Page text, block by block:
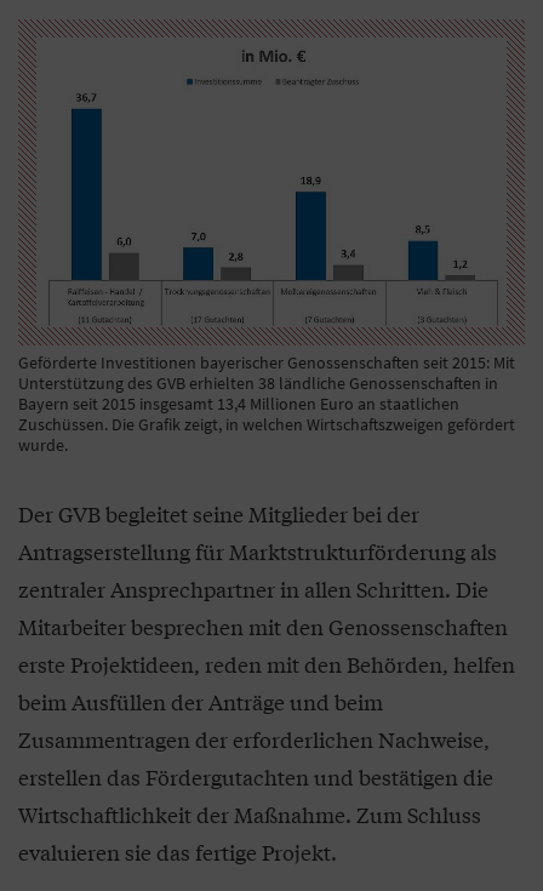
Geförderte Investitionen bayerischer Genossenschaften seit 2015: Mit
Unterstützung des GVB erhielten 38 ländliche Genossenschaften in
Bayern seit 2015 insgesamt 13,4 Millionen Euro an staatlichen
Zuschüssen. Die Grafik zeigt, in welchen Wirtschaftszweigen gefördert
wurde.
Der GVB begleitet seine Mitglieder bei der
Antragserstellung für Marktstrukturförderung als
zentraler Ansprechpartner in allen Schritten. Die
Mitarbeiter besprechen mit den Genossenschaften
erste Projektideen, reden mit den Behörden, helfen
beim Ausfüllen der Anträge und beim
Zusammentragen der erforderlichen Nachweise,
erstellen das Fördergutachten und bestätigen die
Wirtschaftlichkeit der Maßnahme. Zum Schluss
evaluieren sie das fertige Projekt.